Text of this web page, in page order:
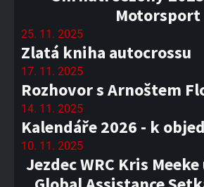
Motorsport
25. 11. 2025
Zlatá kniha autocrossu
17. 11. 2025
Rozhovor s Arnoštem
14. 11. 2025
Kalendáře 2026 - k
10. 11. 2025
Jezdec WRC Kris